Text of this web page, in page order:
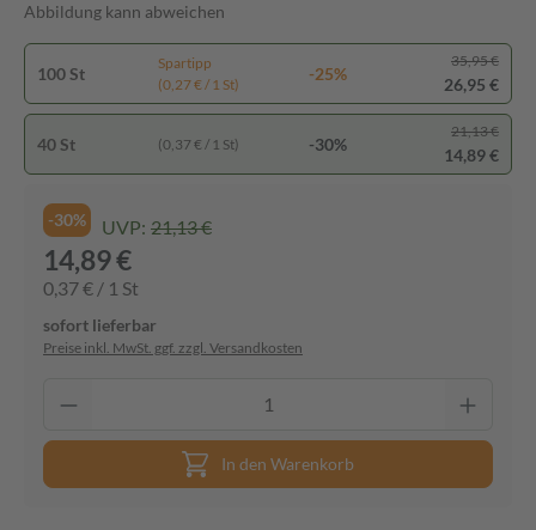
Abbildung kann abweichen
100 St
Spartipp
(0,27 € / 1 St)
-25%
35,95 €
26,95 €
40 St (0,37 € / 1 St) -30%
21,13 €
14,89 €
-30% UVP: 21,13 €
14,89 €
0,37 € / 1 St
sofort lieferbar
Preise inkl. MwSt. ggf. zzgl. Versandkosten
In den Warenkorb